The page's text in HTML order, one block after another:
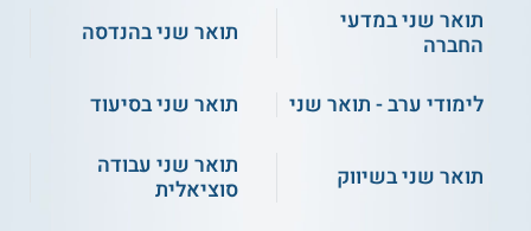
תואר שני במדעי
החברה
תואר שני בהנדסה
לימודי ערב - תואר שני תואר שני בסיעוד
תואר שני בשיווק
תואר שני עבודה
סוציאלית